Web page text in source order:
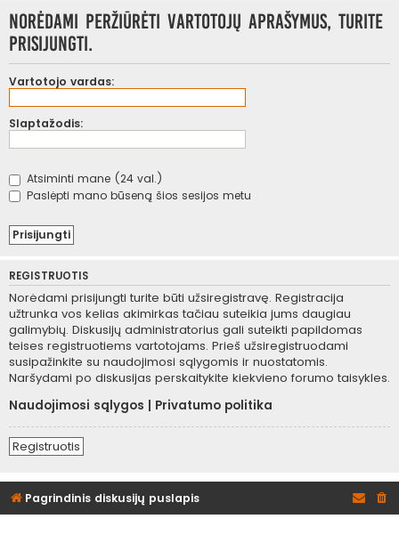
Norėdami peržiūrėti vartotojų aprašymus, turite
prisijungti.
Vartotojo vardas:
Slaptažodis:
Atsiminti mane (24 val.)
Paslėpti mano būseną šios sesijos metu
REGISTRUOTIS
Norėdami prisijungti turite būti užsiregistravę. Registracija
užtrunka vos kelias akimirkas tačiau suteikia jums daugiau
galimybių. Diskusijų administratorius gali suteikti papildomas
teises registruotiems vartotojams. Prieš užsiregistruodami
susipažinkite su naudojimosi sąlygomis ir nuostatomis.
Naršydami po diskusijas perskaitykite kiekvieno forumo taisykles.
Naudojimosi sąlygos
Privatumo politika
Registruotis
Pagrindinis diskusijų puslapis